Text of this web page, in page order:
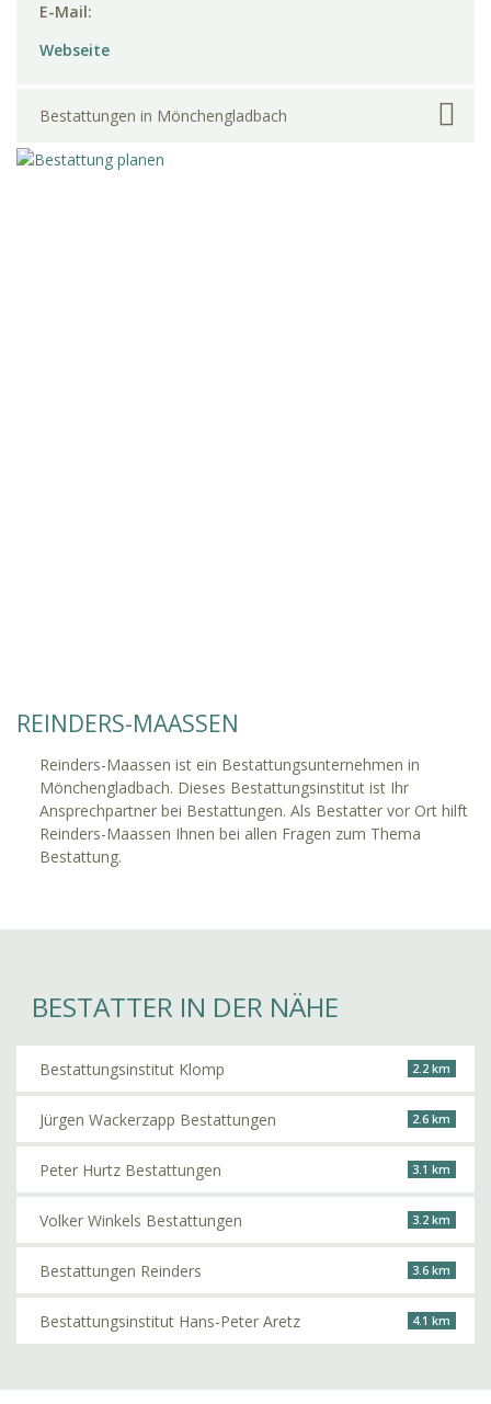
E-Mail:
Webseite
Bestattungen in Mönchengladbach
REINDERS-MAASSEN
Reinders-Maassen ist ein Bestattungsunternehmen in
Mönchengladbach. Dieses Bestattungsinstitut ist Ihr
Ansprechpartner bei Bestattungen. Als Bestatter vor Ort hilft
Reinders-Maassen Ihnen bei allen Fragen zum Thema
Bestattung.
BESTATTER IN DER NÄHE
Bestattungsinstitut Klomp 2.2 km
Jürgen Wackerzapp Bestattungen 2.6 km
Peter Hurtz Bestattungen 3.1 km
Volker Winkels Bestattungen 3.2 km
Bestattungen Reinders 3.6 km
Bestattungsinstitut Hans-Peter Aretz 4.1 km